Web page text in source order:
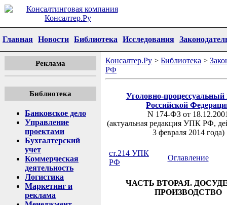
Главная Новости Библиотека Исследования
Реклама
Библиотека
Банковское дело
Управление
проектами
Бухгалтерский
учет
Коммерческая
деятельность
Логистика
Маркетинг и
реклама
Консалтер.Ру > Библиотека >
РФ
Уголовно-процессуальный
Российской
N 174-ФЗ от
(актуальная редакция УПК РФ,
3 февраля 2014 года)
ст.214 УПК
РФ
Оглавление
ЧАСТЬ ВТОРАЯ.
ПРОИЗВОДСТВО